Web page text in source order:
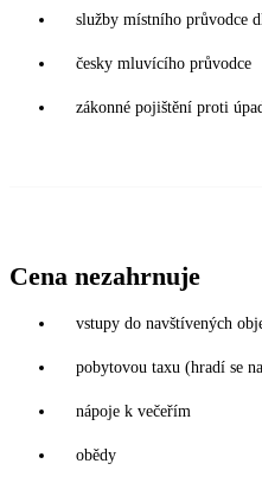
služby místního průvodce
česky mluvícího průvodce
zákonné pojištění proti
Cena nezahrnuje
vstupy do navštívených
pobytovou taxu (hradí se
nápoje k večeřím
obědy